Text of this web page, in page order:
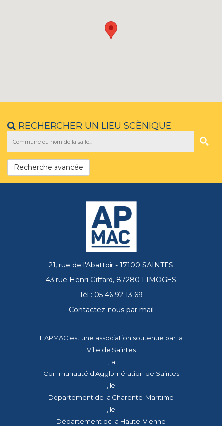
RECHERCHER UN LIEU SCÈNIQUE
Recherche avancée
21, rue de l'Abattoir - 17100 SAINTES
43 rue Henri Giffard, 87280 LIMOGES
Tél : 05 46 92 13 69
Contactez-nous par mail
L'APMAC est une association soutenue par la
Ville de Saintes
, la
Communauté d'Agglomération de Saintes
, le
Département de la Charente-Maritime
, le
Département de la Haute-Vienne